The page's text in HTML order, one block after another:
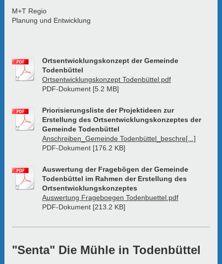
M+T Regio
Planung und Entwicklung
Ortsentwicklungskonzept der Gemeinde
Todenbüttel
Ortsentwicklungskonzept Todenbüttel.pdf
PDF-Dokument [5.2 MB]
Priorisierungsliste der Projektideen zur
Erstellung des Ortsentwicklungskonzeptes der
Gemeinde Todenbüttel
Anschreiben_Gemeinde Todenbüttel_beschre[...]
PDF-Dokument [176.2 KB]
Auswertung der Fragebögen der Gemeinde
Todenbüttel im Rahmen der Erstellung des
Ortsentwicklungskonzeptes
Auswertung Frageboegen Todenbuettel.pdf
PDF-Dokument [213.2 KB]
"Senta" Die Mühle in Todenbüttel